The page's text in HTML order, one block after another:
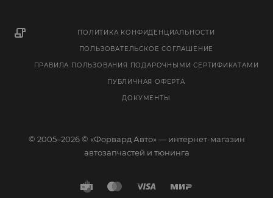
ПОЛИТИКА КОНФИДЕНЦИАЛЬНОСТИ
ПОЛЬЗОВАТЕЛЬСКОЕ СОГЛАШЕНИЕ
ПРАВИЛА ПОЛЬЗОВАНИЯ ПОДАРОЧНЫМИ СЕРТИФИКАТАМИ
ПУБЛИЧНАЯ ОФЕРТА
ДОКУМЕНТЫ
© 2005–2026 © «Форвард Авто» — интернет-магазин
автозапчастей и тюнинга